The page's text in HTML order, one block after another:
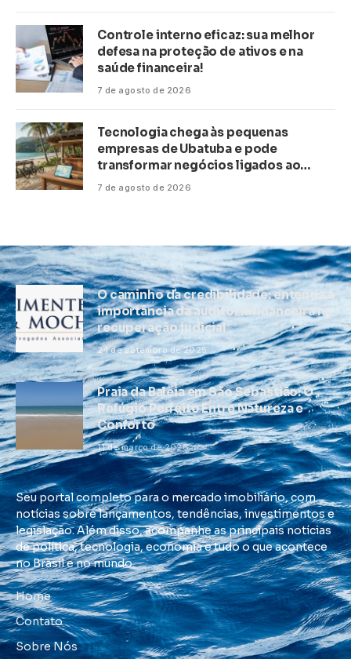
Controle interno eficaz: sua melhor
defesa na proteção de ativos e na
saúde financeira!
7 de agosto de 2026
Tecnologia chega às pequenas
empresas de Ubatuba e pode
transformar negócios ligados ao
turismo no litoral
7 de agosto de 2026
O caminho da credibilidade: entenda a
importância da auditoria financeira na
recuperação judicial
24 de setembro de 2025
Praia da Baleia em São Sebastião: O
Refúgio Perfeito Entre Natureza e
Conforto
11 de março de 2026
Seu portal completo para o mercado imobiliário, com
notícias sobre lançamentos, tendências, investimentos e
legislação. Além disso, acompanhe as principais notícias
de política, tecnologia, economia e tudo o que acontece
no Brasil e no mundo.
Home
Contato
Sobre Nós